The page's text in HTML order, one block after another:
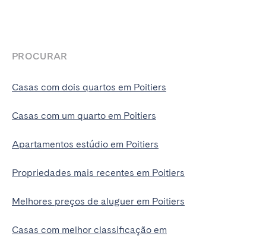
PROCURAR
Casas com dois quartos em Poitiers
Casas com um quarto em Poitiers
Apartamentos estúdio em Poitiers
Propriedades mais recentes em Poitiers
Melhores preços de aluguer em Poitiers
Casas com melhor classificação em